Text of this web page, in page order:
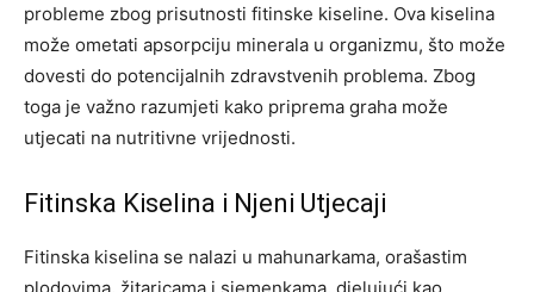
probleme zbog prisutnosti fitinske kiseline. Ova kiselina
može ometati apsorpciju minerala u organizmu, što može
dovesti do potencijalnih zdravstvenih problema. Zbog
toga je važno razumjeti kako priprema graha može
utjecati na nutritivne vrijednosti.
Fitinska Kiselina i Njeni Utjecaji
Fitinska kiselina se nalazi u mahunarkama, orašastim